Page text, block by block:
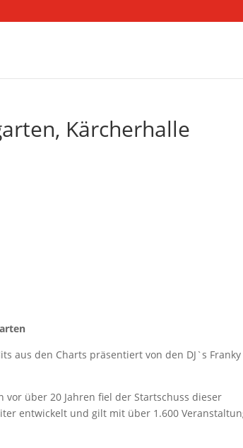
Kärcherhalle
aus den Charts präsentiert von den DJ`s Franky
vor über 20 Jahren fiel der Startschuss dieser
entwickelt und gilt mit über 1.600